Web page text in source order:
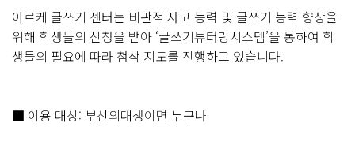
아르케 글쓰기 센터는 비판적 사고 능력 및 글쓰기 능력 향상을
위해 학생들의 신청을 받아 ‘글쓰기튜터링시스템’을 통하여 학
생들의 필요에 따라 첨삭 지도를 진행하고 있습니다.
■ 이용 대상: 부산외대생이면 누구나